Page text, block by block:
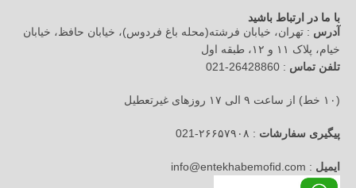
با ما در ارتباط باشید
آدرس : تهران، خیابان فرشته(محله باغ فردوس)، خیابان حافظ، خیابان
خیام، پلاک ۱۱ و ۱۲، طبقه اول
تلفن تماس : 26428860-021
(۱۰ خط) از ساعت ۹ الی ۱۷ روزهای غیرتعطیل
پیگیری سفارشات : ۲۶۶۵۷۹۰۸-021
ایمیل : info@entekhabemofid.com